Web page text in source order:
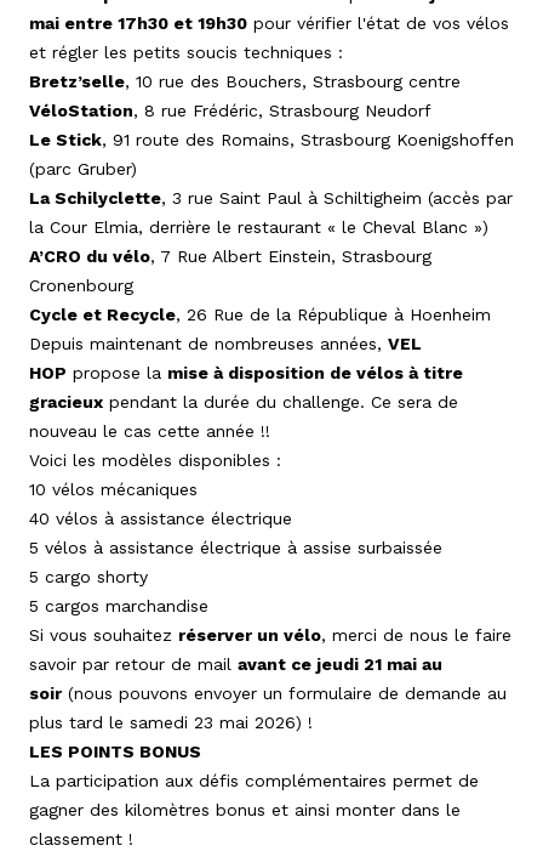
mai entre 17h30 et 19h30 pour vérifier l'état de vos vélos
et régler les petits soucis techniques :
Bretz’selle, 10 rue des Bouchers, Strasbourg centre
VéloStation, 8 rue Frédéric, Strasbourg Neudorf
Le Stick, 91 route des Romains, Strasbourg Koenigshoffen
(parc Gruber)
La Schilyclette, 3 rue Saint Paul à Schiltigheim (accès par
la Cour Elmia, derrière le restaurant « le Cheval Blanc »)
A’CRO du vélo, 7 Rue Albert Einstein, Strasbourg
Cronenbourg
Cycle et Recycle, 26 Rue de la République à Hoenheim
Depuis maintenant de nombreuses années, VEL
HOP propose la mise à disposition de vélos à titre
gracieux pendant la durée du challenge. Ce sera de
nouveau le cas cette année !!
Voici les modèles disponibles :
10 vélos mécaniques
40 vélos à assistance électrique
5 vélos à assistance électrique à assise surbaissée
5 cargo shorty
5 cargos marchandise
Si vous souhaitez réserver un vélo, merci de nous le faire
savoir par retour de mail avant ce jeudi 21 mai au
soir (nous pouvons envoyer un formulaire de demande au
plus tard le samedi 23 mai 2026) !
LES POINTS BONUS
La participation aux défis complémentaires permet de
gagner des kilomètres bonus et ainsi monter dans le
classement !